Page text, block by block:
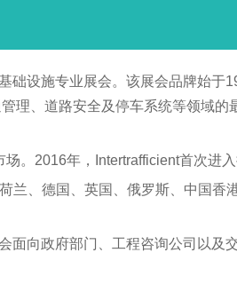
设施专业展会。该展会品牌始于
理、道路安全及停车系统等领域
。2016年，Intertrafficient首次进
兰、德国、英国、俄罗斯、中国香
向政府部门、工程咨询公司以及